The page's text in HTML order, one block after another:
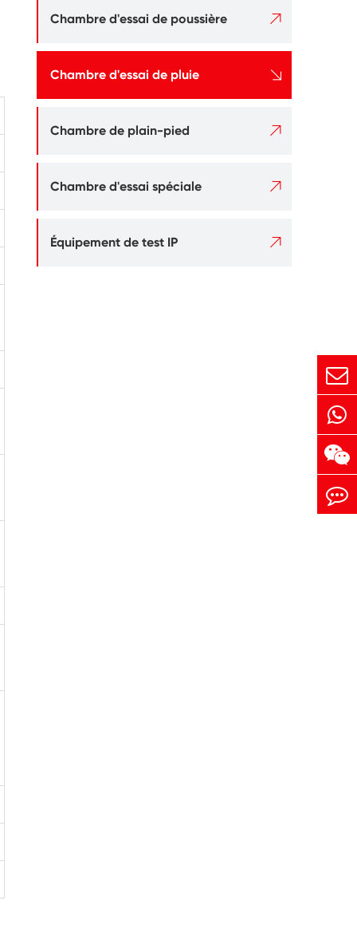
Chambre d'essai de poussière 
Chambre d'essai de pluie 
Chambre de plain-pied 
Chambre d'essai spéciale 
Équipement de test IP 